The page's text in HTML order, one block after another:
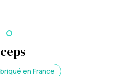
en France